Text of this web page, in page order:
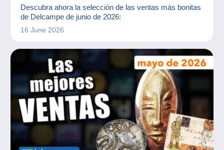
MONEDAS & BILLETES
POSTALES SELLOS
Descubra ahora la selección de las ventas más bonitas
de Delcampe de junio de 2026:
16 June 2026